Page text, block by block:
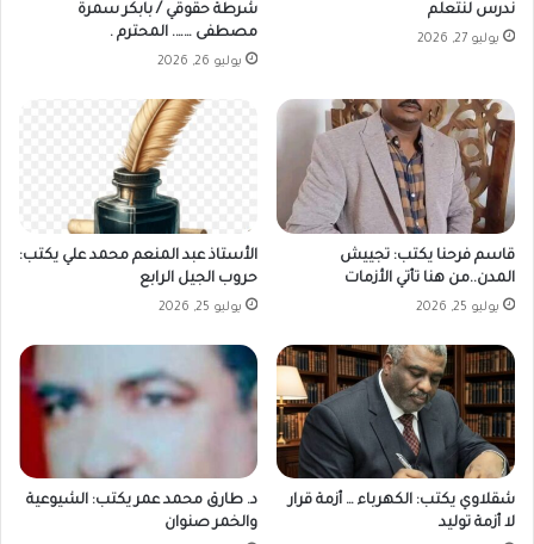
ندرس لنتعلم
يوليو 27, 2026
شرطة حقوقي / بابكر سمرة
مصطفى ……. المحترم .
يوليو 26, 2026
قاسم فرحنا يكتب: تجييش
المدن..من هنا تأتي الأزمات
يوليو 25, 2026
الأستاذ عبد المنعم محمد علي يكتب:
حروب الجيل الرابع
يوليو 25, 2026
شقلاوي يكتب: الكهرباء … أزمة قرار
لا أزمة توليد
د. طارق محمد عمر يكتب: الشيوعية
والخمر صنوان